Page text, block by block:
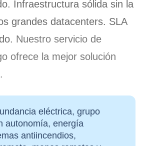
Infraestructura sólida sin la
grandes datacenters. SLA
. Nuestro servicio de
ofrece la mejor solución
eléctrica, grupo
autonomía, energía
antiincendios,